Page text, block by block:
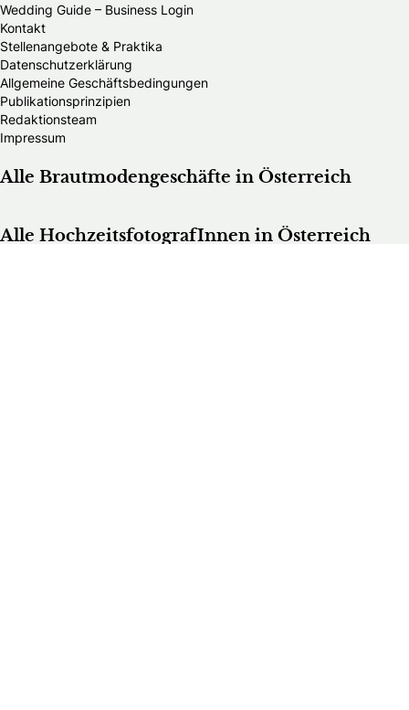
Wedding Guide – Business Login
Kontakt
Stellenangebote & Praktika
Datenschutzerklärung
Allgemeine Geschäftsbedingungen
Publikationsprinzipien
Redaktionsteam
Impressum
Alle Brautmodengeschäfte in Österreich
Alle HochzeitsfotografInnen in Österreich